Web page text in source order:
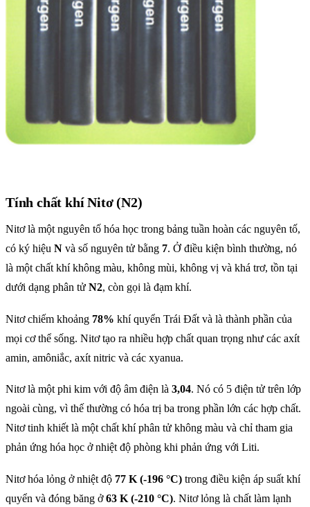
Tính chất khí Nitơ (N2)
Nitơ là một nguyên tố hóa học trong bảng tuần hoàn các nguyên tố,
có ký hiệu N và số nguyên tử bằng 7. Ở điều kiện bình thường, nó
là một chất khí không màu, không mùi, không vị và khá trơ, tồn tại
dưới dạng phân tử N2, còn gọi là đạm khí.
Nitơ chiếm khoảng 78% khí quyển Trái Đất và là thành phần của
mọi cơ thể sống. Nitơ tạo ra nhiều hợp chất quan trọng như các axít
amin, amôniắc, axít nitric và các xyanua.
Nitơ là một phi kim với độ âm điện là 3,04. Nó có 5 điện tử trên lớp
ngoài cùng, vì thế thường có hóa trị ba trong phần lớn các hợp chất.
Nitơ tinh khiết là một chất khí phân tử không màu và chỉ tham gia
phản ứng hóa học ở nhiệt độ phòng khi phản ứng với Liti.
Nitơ hóa lỏng ở nhiệt độ 77 K (-196 °C) trong điều kiện áp suất khí
quyển và đóng băng ở63 K (-210 °C). Nitơ lỏng là chất làm lạnh